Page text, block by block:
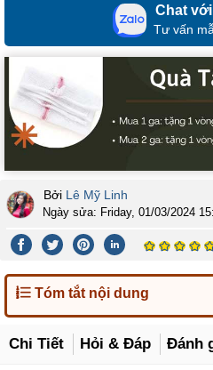
Chat
Tư vấn
Bởi Lê Mỹ Linh
Ngày sửa: Friday, 01/03/2024
Tóm tắt nội dung
Chi Tiết Hỏi & Đáp Đánh